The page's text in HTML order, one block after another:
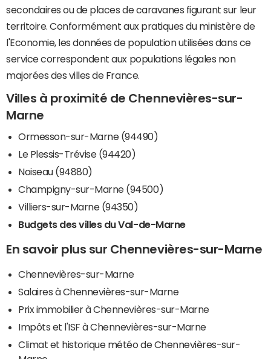
secondaires ou de places de caravanes figurant sur leur
territoire. Conformément aux pratiques du ministère de
l'Economie, les données de population utilisées dans ce
service correspondent aux populations légales non
majorées des villes de France.
Villes à proximité de Chennevières-sur-
Marne
Ormesson-sur-Marne (94490)
Le Plessis-Trévise (94420)
Noiseau (94880)
Champigny-sur-Marne (94500)
Villiers-sur-Marne (94350)
Budgets des villes du Val-de-Marne
En savoir plus sur Chennevières-sur-Marne
Chennevières-sur-Marne
Salaires à Chennevières-sur-Marne
Prix immobilier à Chennevières-sur-Marne
Impôts et l'ISF à Chennevières-sur-Marne
Climat et historique météo de Chennevières-sur-